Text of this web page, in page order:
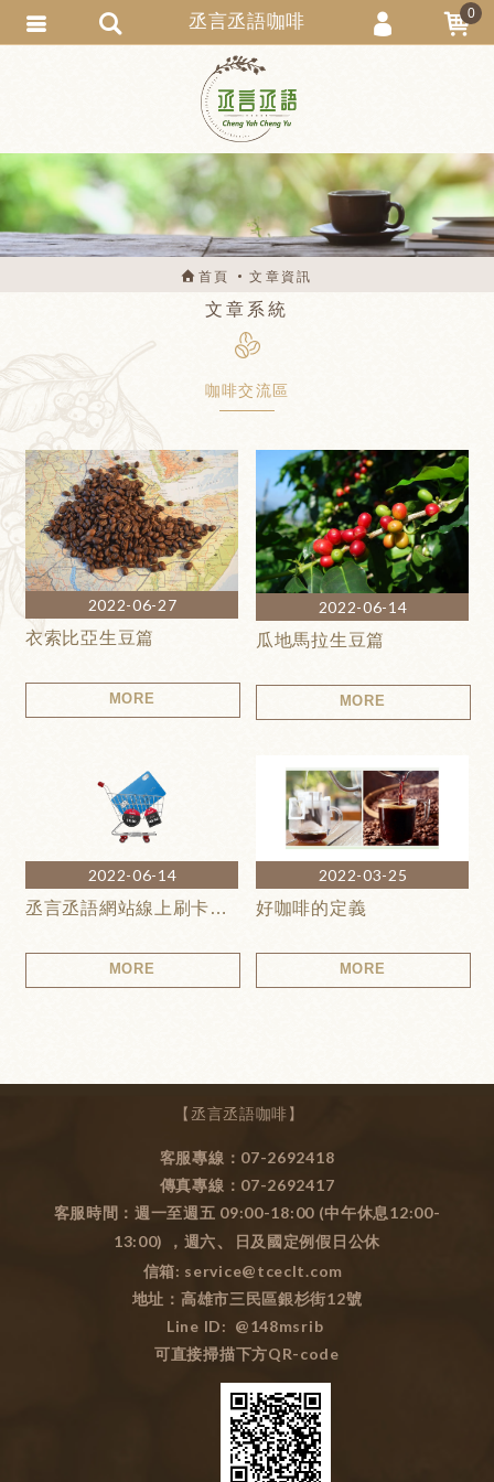
首頁 文章資訊
文章系統
咖啡交流區
2022-06-27
衣索比亞生豆篇
MORE
2022-06-14
瓜地馬拉生豆篇
MORE
2022-06-14
丞言丞語網站線上刷卡安全性
MORE
2022-03-25
好咖啡的定義
MORE
【丞言丞語咖啡】
客服專線：07-2692418
傳真專線：07-2692417
客服時間：週一至週五 09:00-18:00 (中午休息12:00-
13:00) ，週六、
日及國定例假日公休
信箱: service@tceclt.com
地址：高雄市三民區銀杉街12號
Line ID: @148msrib
可直接掃描下方QR-code
丞言丞語咖啡 0
會員登入
會員註冊
忘記密碼
訂單查詢
匯款通知